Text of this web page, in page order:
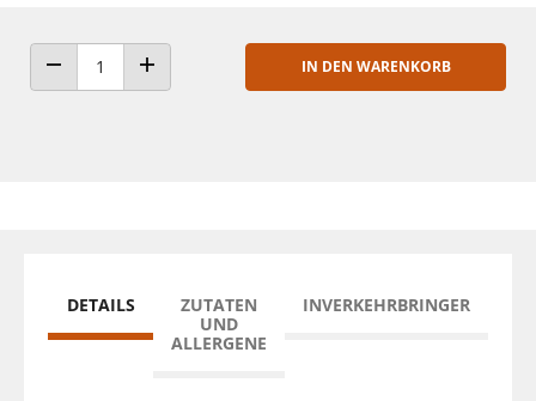
ANZAHL VERRINGERNANZAHL ERHÖHEN
IN DEN WARENKORB
DETAILS
ZUTATEN
UND
ALLERGENE
INVERKEHRBRINGER